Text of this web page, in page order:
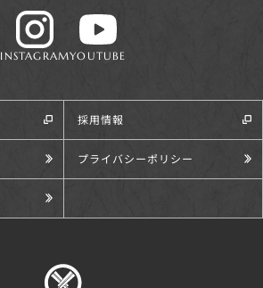
INSTAGRAMYOUTUBE
採用情報
プライバシーポリシー